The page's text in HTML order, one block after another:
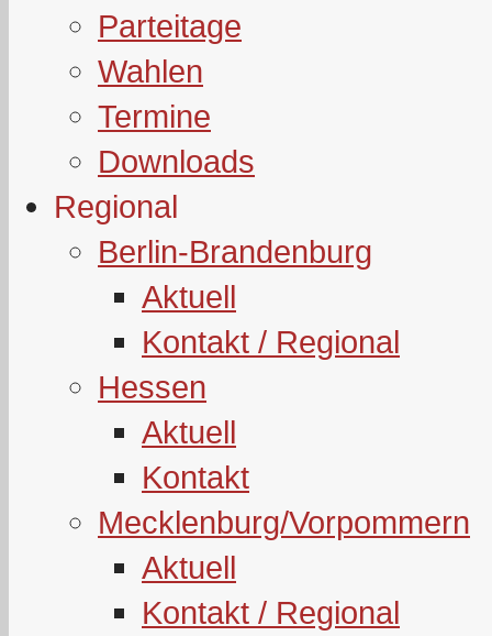
Parteitage
Wahlen
Termine
Downloads
Regional
Berlin-Brandenburg
Aktuell
Kontakt / Regional
Hessen
Aktuell
Kontakt
Mecklenburg/Vorpommern
Aktuell
Kontakt / Regional